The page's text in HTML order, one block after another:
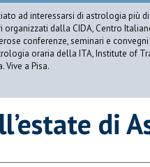
ad interessarsi di astrologia più
organizzati dalla CIDA, Centro
conferenze, seminari e
oraria della ITA, Institute of
Vive a Pisa.
di